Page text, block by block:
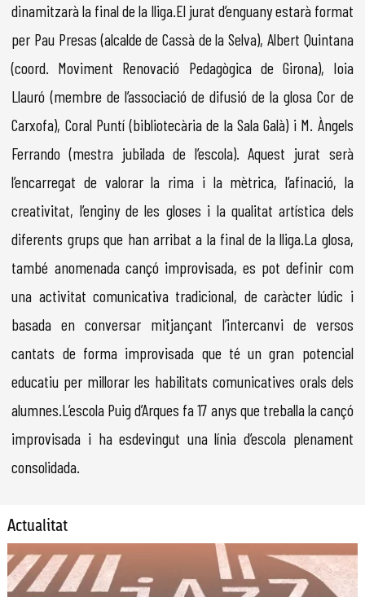
dinamitzarà la final de la lliga.El jurat d’enguany estarà format
per Pau Presas (alcalde de Cassà de la Selva), Albert Quintana
(coord. Moviment Renovació Pedagògica de Girona), Ioia
Llauró (membre de l’associació de difusió de la glosa Cor de
Carxofa), Coral Puntí (bibliotecària de la Sala Galà) i M. Àngels
Ferrando (mestra jubilada de l’escola). Aquest jurat serà
l’encarregat de valorar la rima i la mètrica, l’afinació, la
creativitat, l’enginy de les gloses i la qualitat artística dels
diferents grups que han arribat a la final de la lliga.La glosa,
també anomenada cançó improvisada, es pot definir com
una activitat comunicativa tradicional, de caràcter lúdic i
basada en conversar mitjançant l’intercanvi de versos
cantats de forma improvisada que té un gran potencial
educatiu per millorar les habilitats comunicatives orals dels
alumnes.L’escola Puig d’Arques fa 17 anys que treballa la cançó
improvisada i ha esdevingut una línia d’escola plenament
consolidada.
Actualitat